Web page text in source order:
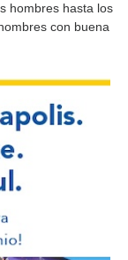
hombres hasta los
con buena